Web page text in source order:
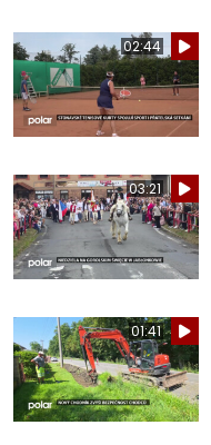
02:44
03:21
01:41